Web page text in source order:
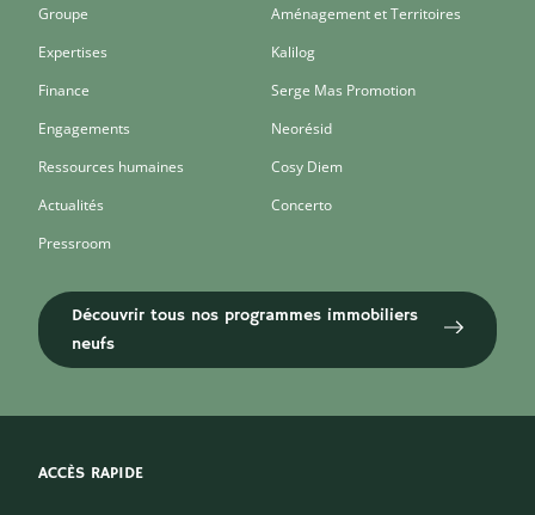
Groupe
Expertises
Finance
Engagements
Ressources humaines
Actualités
Pressroom
Aménagement et Territoires
Kalilog
Serge Mas Promotion
Neorésid
Cosy Diem
Concerto
Découvrir tous nos programmes immobiliers
neufs
ACCÈS RAPIDE